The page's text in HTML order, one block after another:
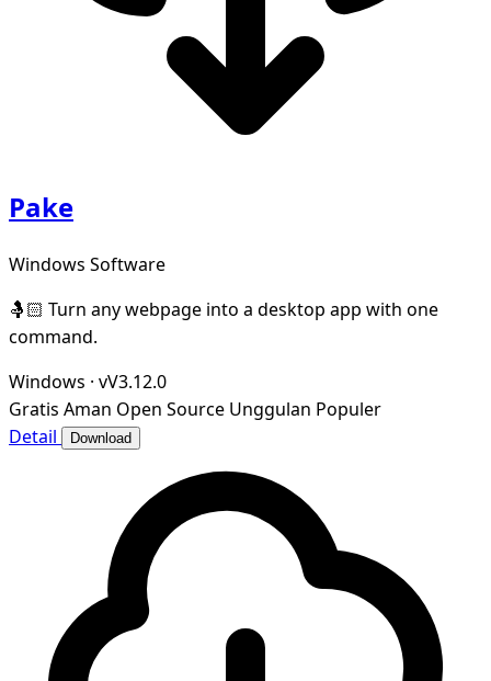
Pake
Windows Software
🤱🏻 Turn any webpage into a desktop app with one
command.
Windows · vV3.12.0
Gratis Aman Open Source Unggulan Populer
Detail
Download